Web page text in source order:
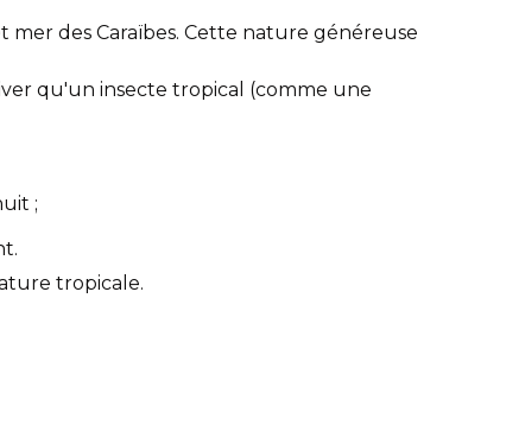
des Caraïbes. Cette nature généreuse
qu'un insecte tropical (comme une
;
tropicale.